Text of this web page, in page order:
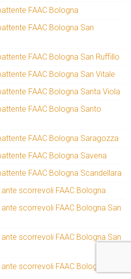
FAAC Bologna
FAAC Bologna San
FAAC Bologna San Ruffillo
FAAC Bologna San Vitale
FAAC Bologna Santa Viola
FAAC Bologna Santo
FAAC Bologna Saragozza
FAAC Bologna Savena
FAAC Bologna Scandellara
scorrevoli FAAC Bologna
scorrevoli FAAC Bologna San
scorrevoli FAAC Bologna San
scorrevoli FAAC Bologna San